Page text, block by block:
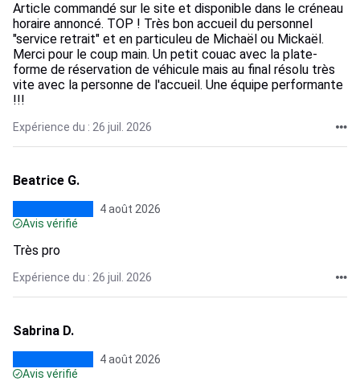
Article commandé sur le site et disponible dans le créneau
horaire annoncé. TOP ! Très bon accueil du personnel
"service retrait" et en particuleu de Michaël ou Mickaël.
Merci pour le coup main. Un petit couac avec la plate-
forme de réservation de véhicule mais au final résolu très
vite avec la personne de l'accueil. Une équipe performante
!!!
Expérience du : 26 juil. 2026
Beatrice G.
4 août 2026
Avis vérifié
Très pro
Expérience du : 26 juil. 2026
Sabrina D.
4 août 2026
Avis vérifié